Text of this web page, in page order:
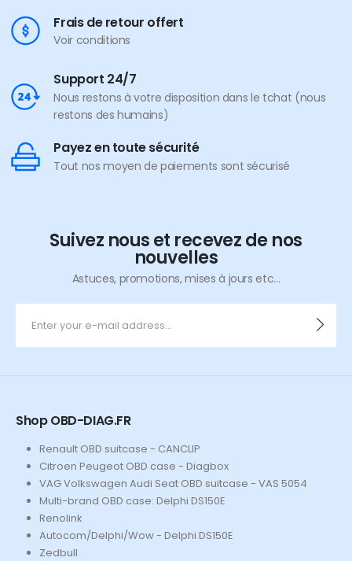
Frais de retour offert
Voir conditions
Support 24/7
Nous restons à votre disposition dans le tchat (nous
restons des humains)
Payez en toute sécurité
Tout nos moyen de paiements sont sécurisé
Suivez nous et recevez de nos
nouvelles
Astuces, promotions, mises à jours etc...
Shop OBD-DIAG.FR
Renault OBD suitcase - CANCLIP
Citroen Peugeot OBD case - Diagbox
VAG Volkswagen Audi Seat OBD suitcase - VAS 5054
Multi-brand OBD case: Delphi DS150E
Renolink
Autocom/Delphi/Wow - Delphi DS150E
Zedbull